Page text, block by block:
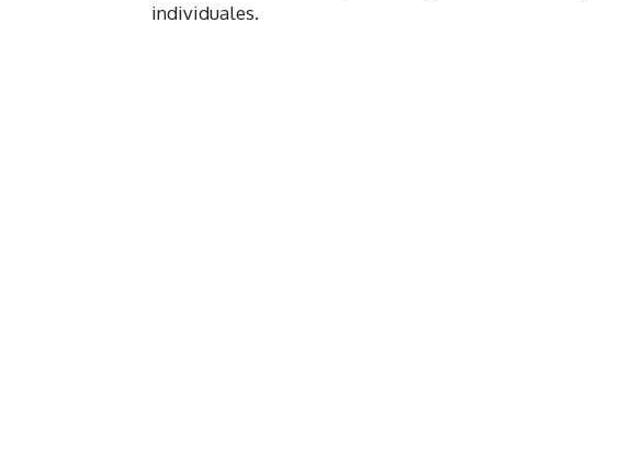
individuales.